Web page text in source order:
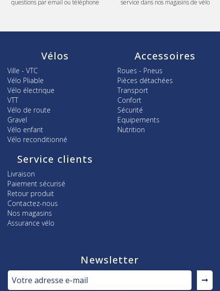
questions par email ou téléphone service dans nos magasins de vélo
Vélos
Ville - VTC
Vélo Pliable
Vélo électrique
VTT
Vélo de route
Gravel
Vélo enfant
Vélo reconditionné
Accessoires
Roues - Pneus
Pièces détachées
Transport
Confort
Sécurité
Equipements
Nutrition
Service clients
Livraison
Paiement sécurisé
Retour produit
Contactez-nous
Nos magasins
Assurance vélo
Newsletter